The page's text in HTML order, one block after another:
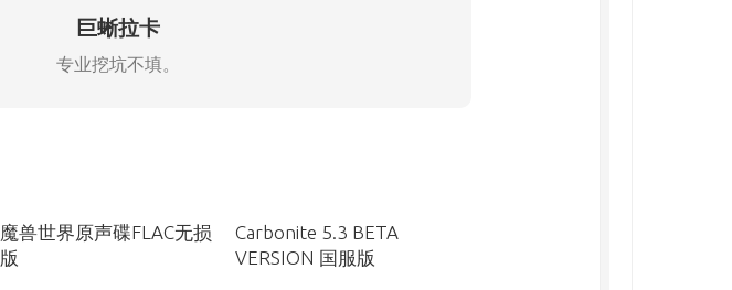
巨蜥拉卡
专业挖坑不填。
魔兽世界原声碟FLAC无损
版
Carbonite 5.3 BETA
VERSION 国服版